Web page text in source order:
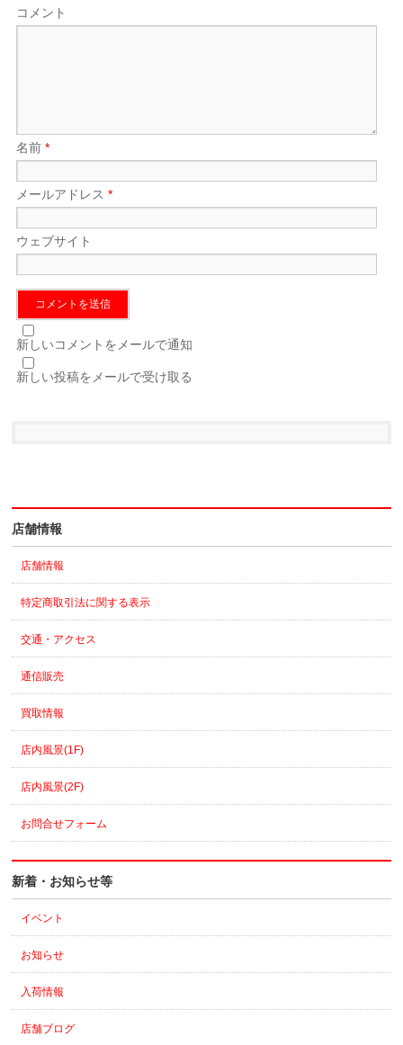
コメント
名前*
メールアドレス*
ウェブサイト
新しいコメントをメールで通知
新しい投稿をメールで受け取る
店舗情報
店舗情報
特定商取引法に関する表示
交通・アクセス
通信販売
買取情報
店内風景(1F)
店内風景(2F)
お問合せフォーム
新着・お知らせ等
イベント
お知らせ
入荷情報
店舗ブログ